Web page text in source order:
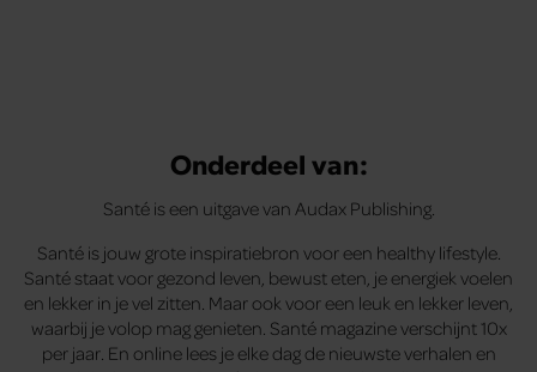
Onderdeel van:
Santé is een uitgave van Audax Publishing.
Santé is jouw grote inspiratiebron voor een healthy lifestyle.
Santé staat voor gezond leven, bewust eten, je energiek voelen
en lekker in je vel zitten. Maar ook voor een leuk en lekker leven,
waarbij je volop mag genieten. Santé magazine verschijnt 10x
per jaar. En online lees je elke dag de nieuwste verhalen en